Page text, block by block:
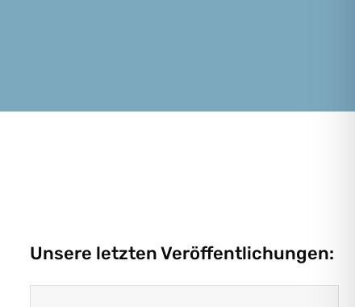
Unsere letzten Veröffentlichungen: